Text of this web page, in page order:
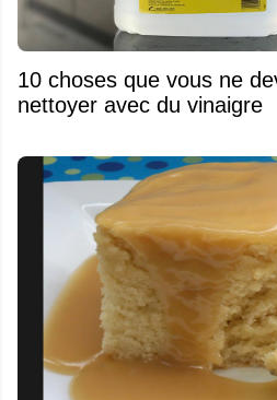
10 choses que vous ne
nettoyer avec du vinaigre